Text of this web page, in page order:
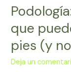
que
pies (y
Deja un
Podología:
hábitos
que
pueden
estar